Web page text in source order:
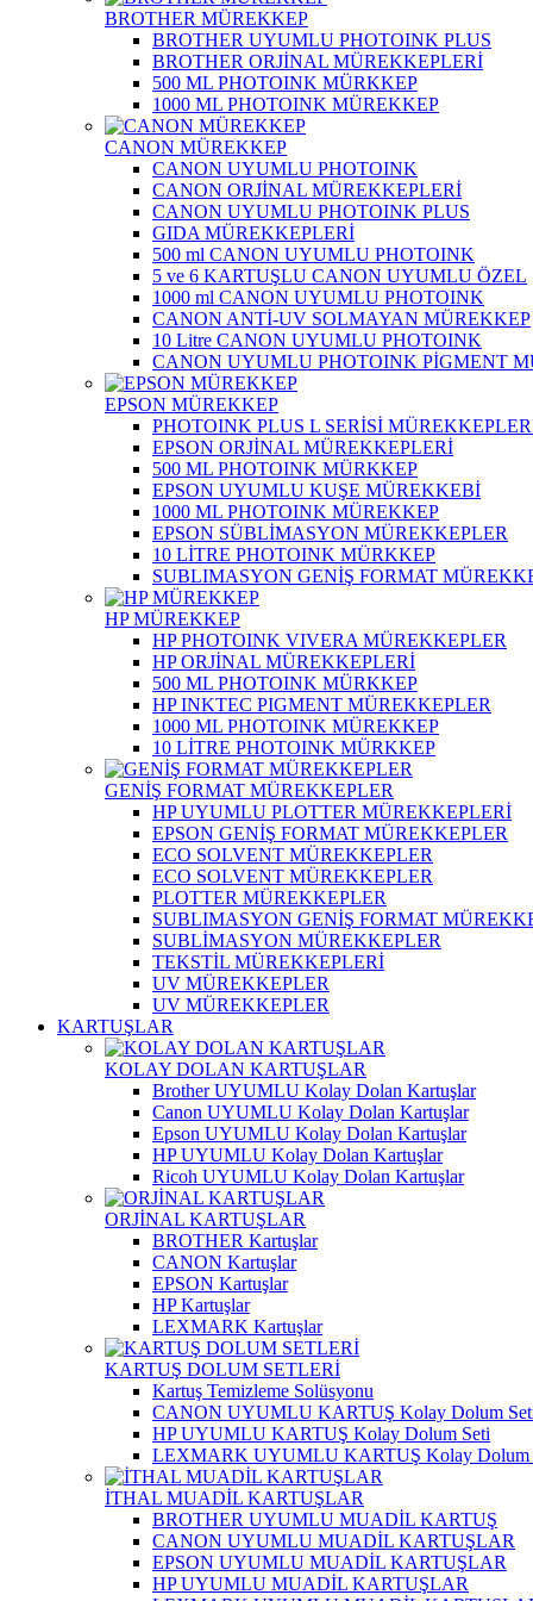
BROTHER MÜREKKEP
BROTHER UYUMLU PHOTOINK PLUS
BROTHER ORJİNAL MÜREKKEPLERİ
500 ML PHOTOINK MÜRKKEP
1000 ML PHOTOINK MÜREKKEP
CANON MÜREKKEP
CANON UYUMLU PHOTOINK
CANON ORJİNAL MÜREKKEPLERİ
CANON UYUMLU PHOTOINK PLUS
GIDA MÜREKKEPLERİ
500 ml CANON UYUMLU PHOTOINK
5 ve 6 KARTUŞLU CANON UYUMLU ÖZEL
1000 ml CANON UYUMLU PHOTOINK
CANON ANTİ-UV SOLMAYAN MÜREKKEP
10 Litre CANON UYUMLU PHOTOINK
CANON UYUMLU PHOTOINK PİGMENT
EPSON MÜREKKEP
PHOTOINK PLUS L SERİSİ
EPSON ORJİNAL MÜREKKEPLERİ
500 ML PHOTOINK MÜRKKEP
EPSON UYUMLU KUŞE MÜREKKEBİ
1000 ML PHOTOINK MÜREKKEP
EPSON SÜBLİMASYON MÜREKKEPLER
10 LİTRE PHOTOINK MÜRKKEP
SUBLIMASYON GENİŞ FORMAT
HP MÜREKKEP
HP PHOTOINK VIVERA MÜREKKEPLER
HP ORJİNAL MÜREKKEPLERİ
500 ML PHOTOINK MÜRKKEP
HP INKTEC PIGMENT MÜREKKEPLER
1000 ML PHOTOINK MÜREKKEP
10 LİTRE PHOTOINK MÜRKKEP
GENİŞ FORMAT MÜREKKEPLER
HP UYUMLU PLOTTER MÜREKKEPLERİ
EPSON GENİŞ FORMAT MÜREKKEPLER
ECO SOLVENT MÜREKKEPLER
ECO SOLVENT MÜREKKEPLER
PLOTTER MÜREKKEPLER
SUBLIMASYON GENİŞ FORMAT
SUBLİMASYON MÜREKKEPLER
TEKSTİL MÜREKKEPLERİ
UV MÜREKKEPLER
UV MÜREKKEPLER
KARTUŞLAR
KOLAY DOLAN KARTUŞLAR
Brother UYUMLU Kolay Dolan Kartuşlar
Canon UYUMLU Kolay Dolan Kartuşlar
Epson UYUMLU Kolay Dolan Kartuşlar
HP UYUMLU Kolay Dolan Kartuşlar
Ricoh UYUMLU Kolay Dolan Kartuşlar
ORJİNAL KARTUŞLAR
BROTHER Kartuşlar
CANON Kartuşlar
EPSON Kartuşlar
HP Kartuşlar
LEXMARK Kartuşlar
KARTUŞ DOLUM SETLERİ
Kartuş Temizleme Solüsyonu
CANON UYUMLU KARTUŞ Kolay Dolum
HP UYUMLU KARTUŞ Kolay Dolum Seti
LEXMARK UYUMLU KARTUŞ Kolay Dolum
İTHAL MUADİL KARTUŞLAR
BROTHER UYUMLU MUADİL KARTUŞ
CANON UYUMLU MUADİL KARTUŞLAR
EPSON UYUMLU MUADİL KARTUŞLAR
HP UYUMLU MUADİL KARTUŞLAR